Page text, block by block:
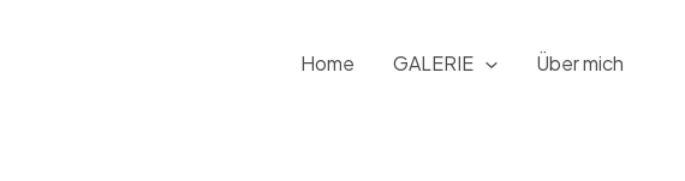
Home GALERIE Über mich